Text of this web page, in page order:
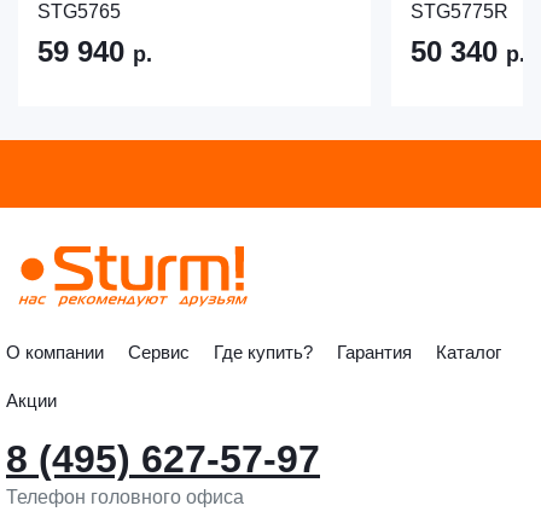
STG5765
59 940 р.
STG5775R
50 340 р.
О компании Сервис Где купить? Гарантия Каталог
Акции
8 (495) 627-57-97
Телефон головного офиса